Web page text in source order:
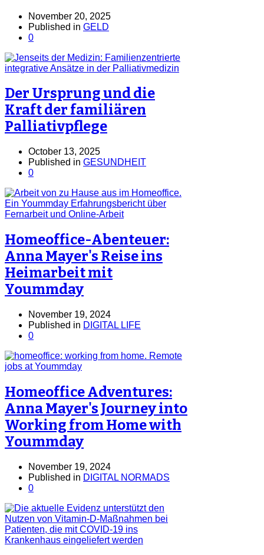
November 20, 2025
Published in GELD
0
Der Ursprung und die
Kraft der familiären
Palliativpflege
October 13, 2025
Published in GESUNDHEIT
0
Homeoffice-Abenteuer:
Anna Mayer's Reise ins
Heimarbeit mit
Yoummday
November 19, 2024
Published in DIGITAL LIFE
0
Homeoffice Adventures:
Anna Mayer's Journey into
Working from Home with
Yoummday
November 19, 2024
Published in DIGITAL NORMADS
0